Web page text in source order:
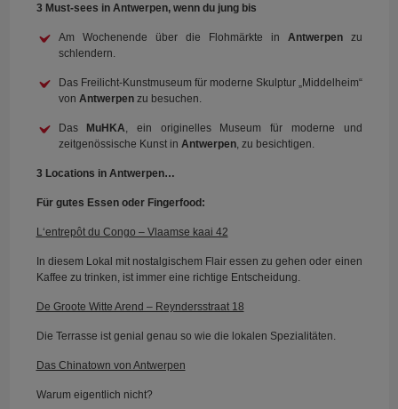
3 Must-sees in Antwerpen, wenn du jung bis
Am Wochenende über die Flohmärkte in Antwerpenzu
schlendern.
Das Freilicht-Kunstmuseum für moderne Skulptur „Middelheim“
von Antwerpen zu besuchen.
Das MuHKA , ein originelles Museum für moderne und
zeitgenössische Kunst in Antwerpen, zu besichtigen.
3 Locations in Antwerpen…
Für gutes Essen oder Fingerfood:
L‘entrepôt du Congo – Vlaamse kaai 42
In diesem Lokal mit nostalgischem Flair essen zu gehen oder einen
Kaffee zu trinken, ist immer eine richtige Entscheidung.
De Groote Witte Arend – Reyndersstraat 18
Die Terrasse ist genial genau so wie die lokalen Spezialitäten.
Das Chinatown von Antwerpen
Warum eigentlich nicht?